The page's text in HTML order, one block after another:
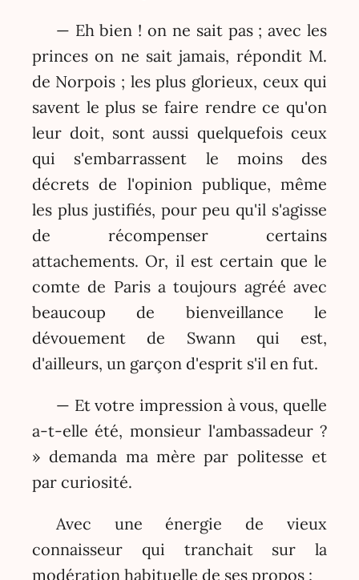
— Eh bien ! on ne sait pas ; avec les
princes on ne sait jamais, répondit M.
de Norpois ; les plus glorieux, ceux qui
savent le plus se faire rendre ce qu'on
leur doit, sont aussi quelquefois ceux
qui s'embarrassent le moins des
décrets de l'opinion publique, même
les plus justifiés, pour peu qu'il s'agisse
de récompenser certains
attachements. Or, il est certain que le
comte de Paris a toujours agréé avec
beaucoup de bienveillance le
dévouement de Swann qui est,
d'ailleurs, un garçon d'esprit s'il en fut.
— Et votre impression à vous, quelle
a-t-elle été, monsieur l'ambassadeur ?
» demanda ma mère par politesse et
par curiosité.
Avec une énergie de vieux
connaisseur qui tranchait sur la
modération habituelle de ses propos :